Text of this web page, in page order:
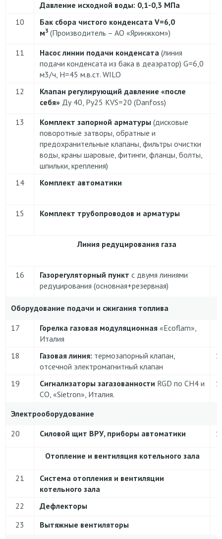
Давление исходной воды: 0,1-0,3 МПа
10
Бак сбора чистого конденсата V=6,0
м3 (Производитель – АО «Яринжком»)
11
Насос линии подачи конденсата (линия
подачи конденсата из бака в деаэратор) G=6,0
м3/ч, H=45 м.в.ст. WILO
12
Клапан регулирующий давление «после
себя» Ду 40, Ру25 KVS=20 (Danfoss)
13
Комплект запорной арматуры (дисковые
поворотные затворы, обратные и
предохранительные клапаны, фильтры очистки
воды, краны шаровые, фитинги, фланцы, болты,
шпильки, крепления)
14
Комплект автоматики
15 Комплект трубопроводов и арматуры
Линия редуцирования газа
16 Газорегуляторный пункт с двумя линиями
редуцирования (основная+резервная)
Оборудование подачи и сжигания топлива
17
Горелка газовая модуляционная «Ecoflam»,
Италия
18
Газовая линия: термозапорный клапан,
отсечной электромагнитный клапан
1
19 Сигнализаторы загазованности RGD по CH4 и
CO, «Sietron», Италия.
1
Электрооборудование
20
Силовой щит ВРУ, приборы автоматики 1
Отопление и вентиляция котельного зала
21
Система отопления и вентиляции
котельного зала
22
Дефлекторы
23
Вытяжные вентиляторы